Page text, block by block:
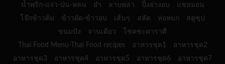
น้ำพริก-แจ่ว-ป่น-หลน
ยำ ลาบพล่า ปิ้งย่างอบ
แซลมอน
โจ๊กข้าวต้ม
ข้าวผัด-ข้าวอบ เส้นๆ สลัด ห่อหมก
สตูซุป
ขนมปัง
จานเดียว
โชคชะตาราศี
Thai Food Menu-Thai Food recipes
อาหารชุด1
อาหารชุด2
อาหารชุด3
อาหารชุด4 อาหารชุด5 อาหารชุด6
อาหารชุด7